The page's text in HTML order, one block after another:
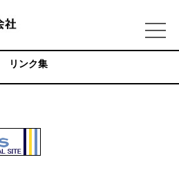
リンク集